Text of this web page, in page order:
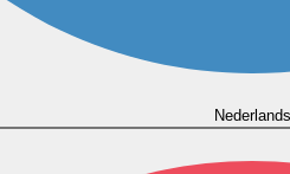
Nederlands